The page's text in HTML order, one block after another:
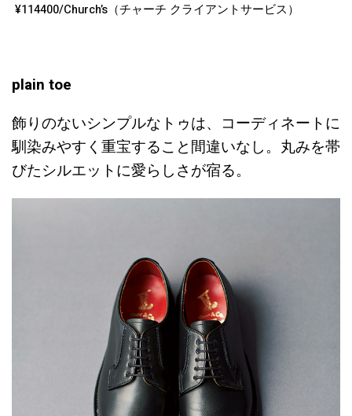
¥114400/Church’s（チャーチ クライアントサービス）
plain toe
飾りのないシンプルなトゥは、コーディネートに
馴染みやすく重宝すること間違いなし。丸みを帯
びたシルエットに愛らしさが宿る。